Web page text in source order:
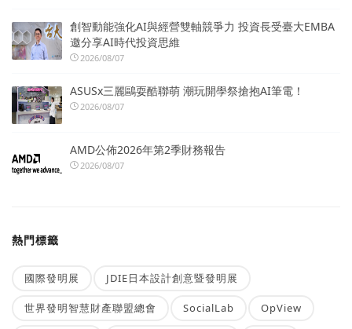
創智動能強化AI與經營雙軸競爭力 投資長受臺大EMBA
邀分享AI時代投資思維
2026/08/07
ASUSx三麗鷗耍酷聯萌 潮玩開學祭搶抱AI筆電！
2026/08/07
AMD公佈2026年第2季財務報告
2026/08/07
熱門標籤
國際發明展 JDIE日本設計創意暨發明展
世界發明智慧財產聯盟總會 SocialLab OpView